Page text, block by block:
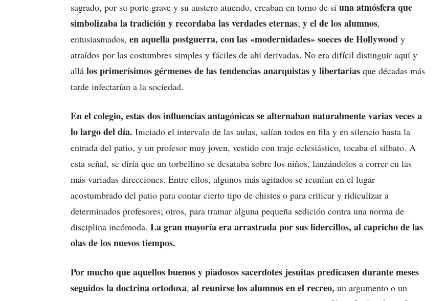
sagrado, por su porte grave y su austero atuendo, creaban en torno de sí una atmósfera que
simbolizaba la tradición y recordaba las verdades eternas; y el de los alumnos,
entusiasmados, en aquella postguerra, con las «modernidades» soeces de Hollywood y
atraídos por las costumbres simples y fáciles de ahí derivadas. No era difícil distinguir aquí y
allá los primerísimos gérmenes de las tendencias anarquistas y libertarias que décadas más
tarde infectarían a la sociedad.
En el colegio, estas dos influencias antagónicas se alternaban naturalmente varias veces a
lo largo del día. Iniciado el intervalo de las aulas, salían todos en fila y en silencio hasta la
entrada del patio, y un profesor muy joven, vestido con traje eclesiástico, tocaba el silbato. A
esta señal, se diría que un torbellino se desataba sobre los niños, lanzándolos a correr en las
más variadas direcciones. Entre ellos, algunos más agitados se reunían en el lugar
acostumbrado del patio para contar cierto tipo de chistes o para criticar y ridiculizar a
determinados profesores; otros, para tramar alguna pequeña sedición contra una norma de
disciplina incómoda. La gran mayoría era arrastrada por sus lidercillos, al capricho de las
olas de los nuevos tiempos.
Por mucho que aquellos buenos y piadosos sacerdotes jesuitas predicasen durante meses
seguidos la doctrina ortodoxa, al reunirse los alumnos en el recreo, un argumento o un